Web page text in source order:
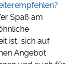
Spaß am
ist, sich auf
Angebot